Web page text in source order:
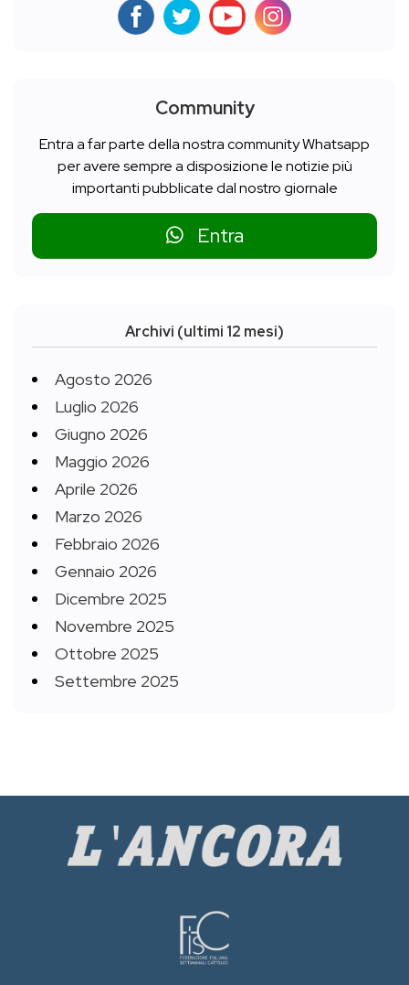
Community
Entra a far parte della nostra community Whatsapp
per avere sempre a disposizione le notizie più
importanti pubblicate dal nostro giornale
Entra
Archivi (ultimi 12 mesi)
Agosto 2026
Luglio 2026
Giugno 2026
Maggio 2026
Aprile 2026
Marzo 2026
Febbraio 2026
Gennaio 2026
Dicembre 2025
Novembre 2025
Ottobre 2025
Settembre 2025